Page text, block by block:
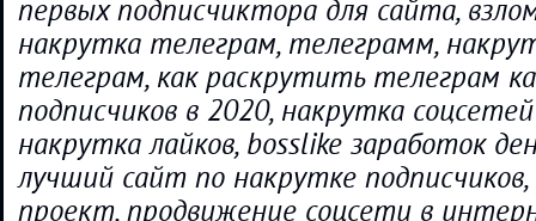
первых подписчиктора для сайта,
накрутка телеграм, телеграмм,
телеграм, как раскрутить телеграм
подписчиков в 2020, накрутка
накрутка лайков, bosslike заработок
лучший сайт по накрутке
проект, продвижение соцсети в